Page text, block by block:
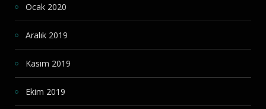
Ocak 2020
Aralık 2019
Kasım 2019
Ekim 2019